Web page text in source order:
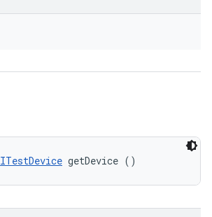
ITestDevice getDevice ()